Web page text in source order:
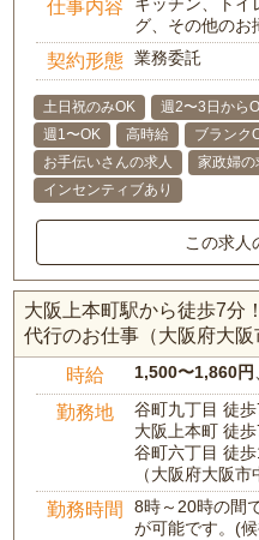
仕事内容
キッチン、トイ
グ、その他のお
契約形態 業務委託
土日祝のみOK 週2〜3日から
週1〜OK
高時給 ブランク
お手伝いさんの求人
家政婦の
インセンティブあり
この求人
大阪上本町駅から徒歩7分
代行のお仕事（大阪府大阪
時給 1,500〜1,860円
勤務地
谷町九丁目 徒
大阪上本町 徒
谷町六丁目 徒
（大阪府大阪市
勤務時間
8時～20時の間
が可能です。(